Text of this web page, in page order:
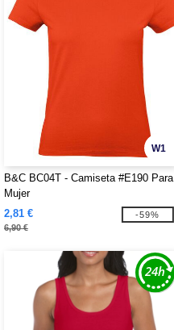
W1
B&C BC04T - Camiseta #E190 Para
Mujer
2,81 €
6,90 €
-59%